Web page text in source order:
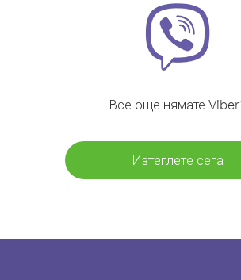
Все още нямате
Изтеглете сега